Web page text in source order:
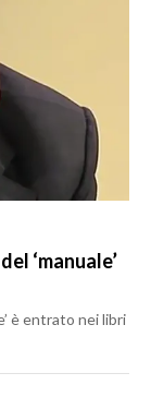
‘manuale’
è entrato nei libri